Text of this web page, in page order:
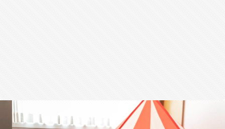
แฟชั่น
สุขภาพ
กีฬา
อาหาร, เครื่องดื่ม
ท่องเที่ยว
โรงแรม, ที่พัก
บ้าน, คอนโด, อสังหาฯ